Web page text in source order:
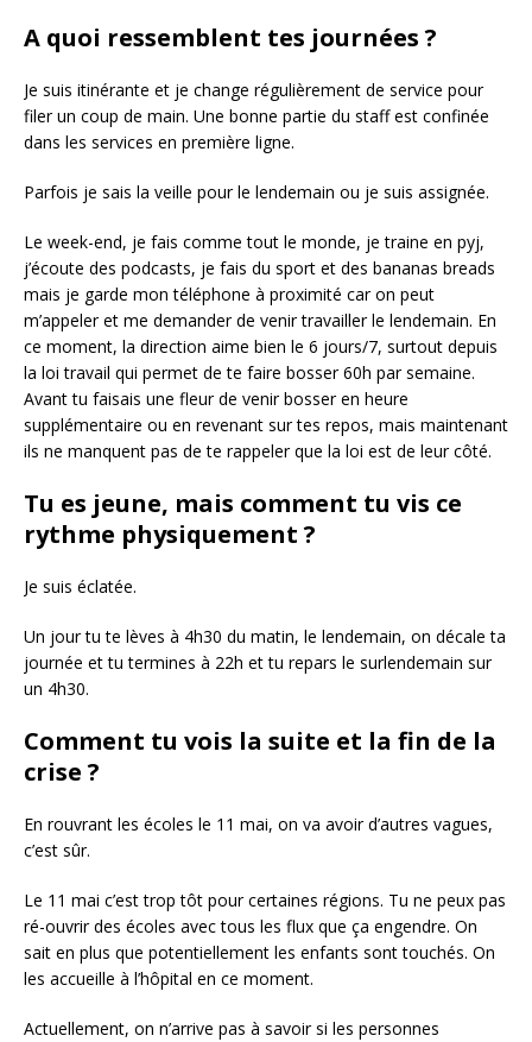
A quoi ressemblent tes journées ?
Je suis itinérante et je change régulièrement de service pour
filer un coup de main. Une bonne partie du staff est confinée
dans les services en première ligne.
Parfois je sais la veille pour le lendemain ou je suis assignée.
Le week-end, je fais comme tout le monde, je traine en pyj,
j’écoute des podcasts, je fais du sport et des bananas breads
mais je garde mon téléphone à proximité car on peut
m’appeler et me demander de venir travailler le lendemain. En
ce moment, la direction aime bien le 6 jours/7, surtout depuis
la loi travail qui permet de te faire bosser 60h par semaine.
Avant tu faisais une fleur de venir bosser en heure
supplémentaire ou en revenant sur tes repos, mais maintenant
ils ne manquent pas de te rappeler que la loi est de leur côté.
Tu es jeune, mais comment tu vis ce
rythme physiquement ?
Je suis éclatée.
Un jour tu te lèves à 4h30 du matin, le lendemain, on décale ta
journée et tu termines à 22h et tu repars le surlendemain sur
un 4h30.
Comment tu vois la suite et la fin de la
crise ?
En rouvrant les écoles le 11 mai, on va avoir d’autres vagues,
c’est sûr.
Le 11 mai c’est trop tôt pour certaines régions. Tu ne peux pas
ré-ouvrir des écoles avec tous les flux que ça engendre. On
sait en plus que potentiellement les enfants sont touchés. On
les accueille à l’hôpital en ce moment.
Actuellement, on n’arrive pas à savoir si les personnes